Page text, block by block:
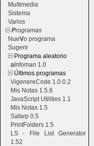
Multimedia
Sistema
Varios
Programas
NueVo programa
Sugerir
Programa aleatorio
aInfoman 1.0
Últimos programas
VigenereCode 1.0.0.2
Mis Notas 1.5.6
JavaScript Utilities 1.1
Mis Notas 1.5
Safarp 0.5
PrintFolders 1.5
LS - File List Generator
1.52